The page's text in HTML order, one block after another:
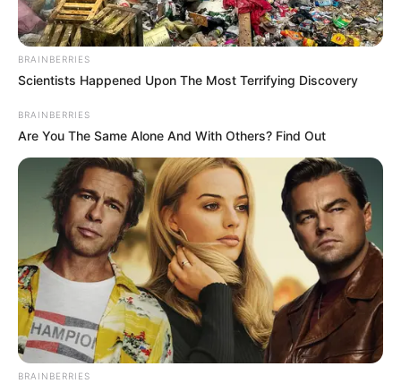
BRAINBERRIES
Scientists Happened Upon The Most Terrifying Discovery
BRAINBERRIES
Are You The Same Alone And With Others? Find Out
BRAINBERRIES